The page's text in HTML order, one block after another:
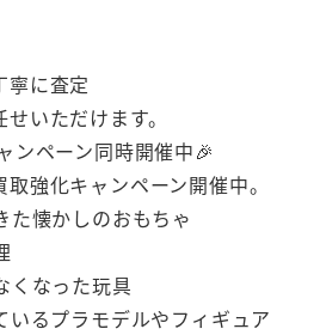
寧に査定
いただけます。
ンペーン同時開催中🎉
強化キャンペーン開催中。
懐かしのおもちゃ
くなった玩具
るプラモデルやフィギュア